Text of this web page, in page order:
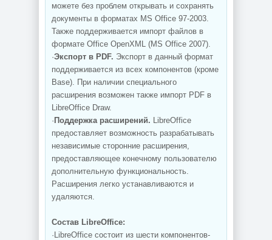
можете без проблем открывать и сохранять
документы в форматах MS Office 97-2003.
Также поддерживается импорт файлов в
формате Office OpenXML (MS Office 2007).
·Экспорт в PDF. Экспорт в данный формат
поддерживается из всех компонентов (кроме
Base). При наличии специального
расширения возможен также импорт PDF в
LibreOffice Draw.
·Поддержка расширений. LibreOffice
предоставляет возможность разрабатывать
независимые сторонние расширения,
предоставляющее конечному пользователю
дополнительную функциональность.
Расширения легко устанавливаются и
удаляются.
Состав LibreOffice:
·LibreOffice состоит из шести компонентов-